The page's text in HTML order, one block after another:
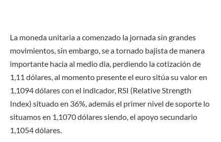
La moneda unitaria a comenzado la jornada sin grandes
movimientos, sin embargo, se a tornado bajista de manera
importante hacia al medio dia, perdiendo la cotización de
1,11 dólares, al momento presente el euro sitúa su valor en
1,1094 dólares con el indicador, RSI (Relative Strength
Index) situado en 36%, además el primer nivel de soporte lo
situamos en 1,1070 dólares siendo, el apoyo secundario
1,1054 dólares.